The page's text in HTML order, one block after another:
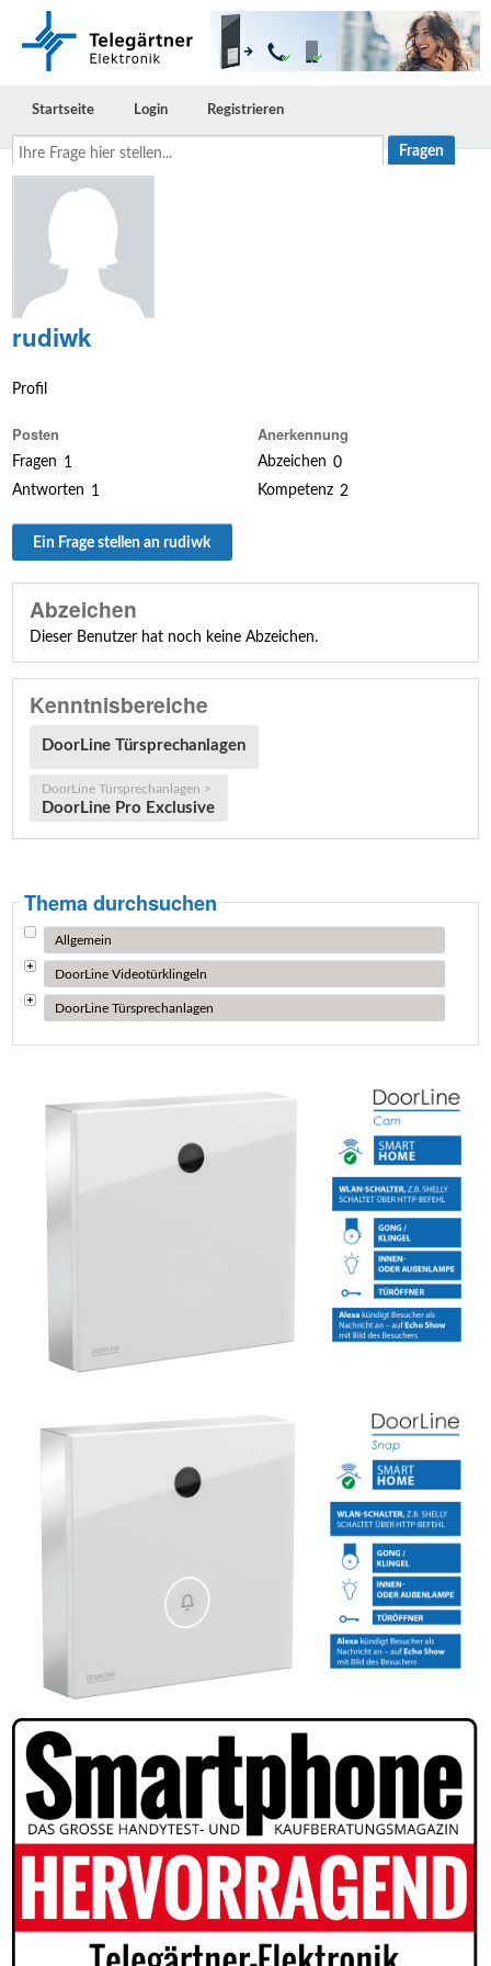
Ihre
Frage
Startseite Login Registrieren
rudiwk
Profil
Posten
Fragen 1
Antworten 1
Anerkennung
Abzeichen 0
Kompetenz 2
Ein Frage stellen an rudiwk
Abzeichen
Dieser Benutzer hat noch keine Abzeichen.
Kenntnisbereiche
DoorLine Türsprechanlagen
DoorLine Türsprechanlagen >
DoorLine Pro Exclusive
Thema durchsuchen
Allgemein
DoorLine Videotürklingeln
DoorLine Türsprechanlagen